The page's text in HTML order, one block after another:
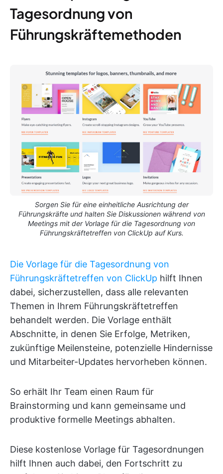
Tagesordnung von
Führungskräftemethoden
Sorgen Sie für eine einheitliche Ausrichtung der
Führungskräfte und halten Sie Diskussionen während von
Meetings mit der Vorlage für die Tagesordnung von
Führungskräftetreffen von ClickUp auf Kurs.
Die Vorlage für die Tagesordnung von
Führungskräftetreffen von ClickUp hilft Ihnen
dabei, sicherzustellen, dass alle relevanten
Themen in Ihrem Führungskräftetreffen
behandelt werden. Die Vorlage enthält
Abschnitte, in denen Sie Erfolge, Metriken,
zukünftige Meilensteine, potenzielle Hindernisse
und Mitarbeiter-Updates hervorheben können.
So erhält Ihr Team einen Raum für
Brainstorming und kann gemeinsame und
produktive formelle Meetings abhalten.
Diese kostenlose Vorlage für Tagesordnungen
hilft Ihnen auch dabei, den Fortschritt zu